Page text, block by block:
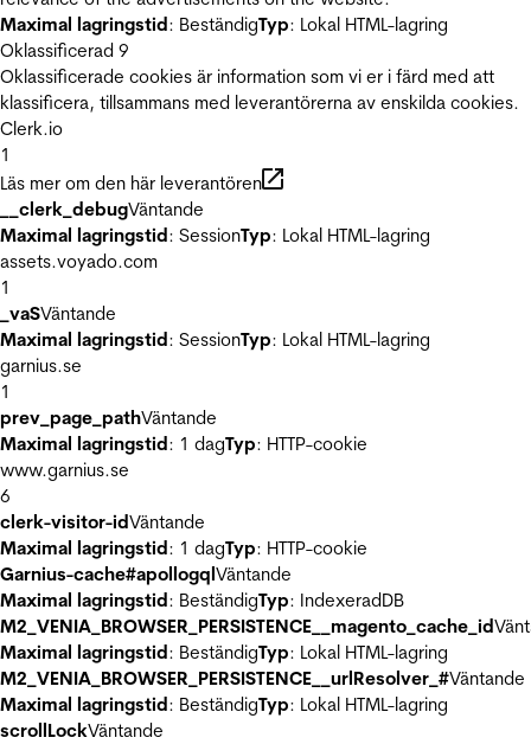
Maximal lagringstid: BeständigTyp: Lokal HTML-lagring
Oklassificerad 9
Oklassificerade cookies är information som vi er i färd med att
klassificera, tillsammans med leverantörerna av enskilda cookies.
Clerk.io
1
Läs mer om den här leverantören
__clerk_debugVäntande
Maximal lagringstid: SessionTyp: Lokal HTML-lagring
assets.voyado.com
1
_vaSVäntande
Maximal lagringstid: SessionTyp: Lokal HTML-lagring
garnius.se
1
prev_page_pathVäntande
Maximal lagringstid: 1 dagTyp: HTTP-cookie
www.garnius.se
6
clerk-visitor-idVäntande
Maximal lagringstid: 1 dagTyp: HTTP-cookie
Garnius-cache#apollogqlVäntande
Maximal lagringstid: BeständigTyp: IndexeradDB
M2_VENIA_BROWSER_PERSISTENCE__magento_cache_id
Maximal lagringstid: BeständigTyp: Lokal HTML-lagring
M2_VENIA_BROWSER_PERSISTENCE__urlResolver_#Väntande
Maximal lagringstid: BeständigTyp: Lokal HTML-lagring
scrollLockVäntande